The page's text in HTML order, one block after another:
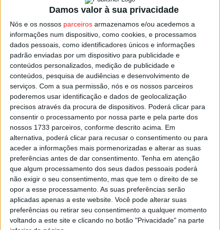
Damos valor à sua privacidade
Nós e os nossos parceiros armazenamos e/ou acedemos a
informações num dispositivo, como cookies, e processamos
dados pessoais, como identificadores únicos e informações
padrão enviadas por um dispositivo para publicidade e
conteúdos personalizados, medição de publicidade e
conteúdos, pesquisa de audiências e desenvolvimento de
serviços. Com a sua permissão, nós e os nossos parceiros
poderemos usar identificação e dados de geolocalização
precisos através da procura de dispositivos. Poderá clicar para
consentir o processamento por nossa parte e pela parte dos
nossos 1733 parceiros, conforme descrito acima. Em
alternativa, poderá clicar para recusar o consentimento ou para
aceder a informações mais pormenorizadas e alterar as suas
preferências antes de dar consentimento. Tenha em atenção
que algum processamento dos seus dados pessoais poderá
não exigir o seu consentimento, mas que tem o direito de se
opor a esse processamento. As suas preferências serão
aplicadas apenas a este website. Você pode alterar suas
preferências ou retirar seu consentimento a qualquer momento
voltando a este site e clicando no botão "Privacidade" na parte
Apurado está também o Cinfães
, que venceu em
Castro Daire
derrotou nos Açores o Rabo de Peixe, num triunfo por 3-
2 conseguido no prolongamento, após um empate a 2
golos no final dos 90 minutos.
Esta e outras notícias para ouvir em desenvolvimento na
Estação Diária – 96.8 FM ou emwww.968.fm.
Pub
TAGS Académico de Viseu Castro Daire Cinfães
Futebol
Taça de Portugal